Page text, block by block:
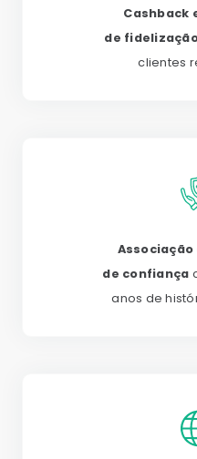
Cashback
de
clientes
de confiança
anos de